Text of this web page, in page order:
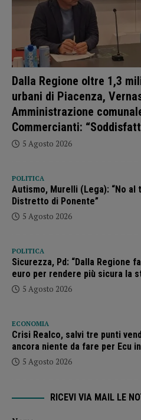
Dalla Regione oltre 1,3
urbani di Piacenza,
Amministrazione
Commercianti:
5 Agosto 2026
POLITICA
Autismo, Murelli (Lega): “No al
Distretto di Ponente”
5 Agosto 2026
POLITICA
Sicurezza, Pd: “Dalla Regione
euro per rendere più sicura la
5 Agosto 2026
ECONOMIA
Crisi Realco, salvi tre punti
ancora niente da fare per Ecu
5 Agosto 2026
RICEVI VIA MAIL LE